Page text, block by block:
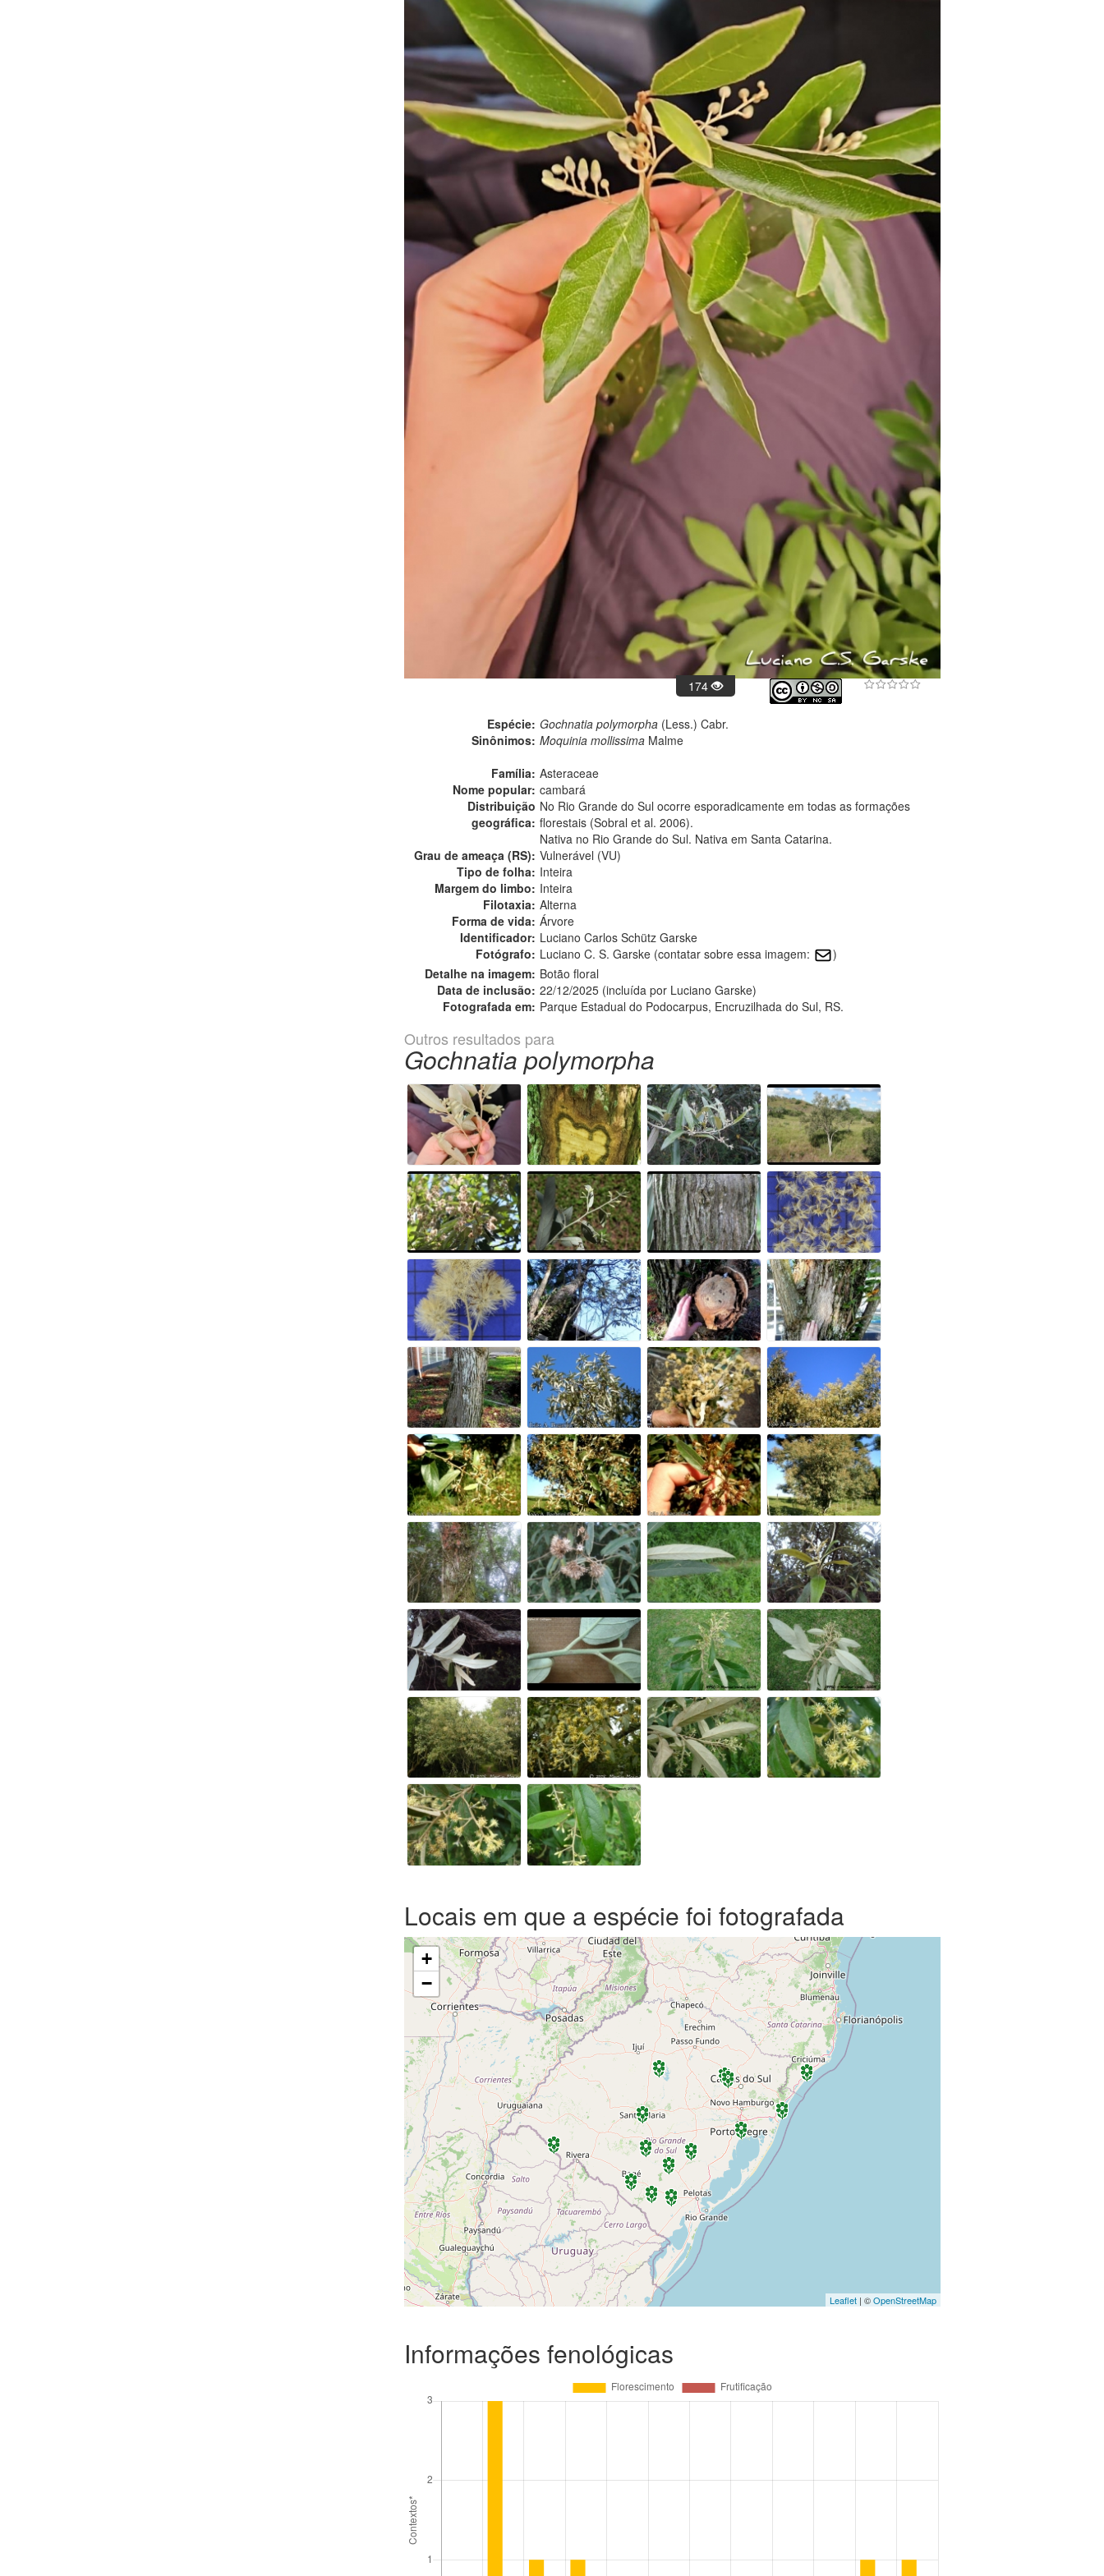
174
Espécie: Gochnatia polymorpha (Less.) Cabr.
Sinônimos: Moquinia mollissima Malme
Família: Asteraceae
Nome popular: cambará
Distribuição
geográfica:
No Rio Grande do Sul ocorre esporadicamente em todas as formações
florestais (Sobral et al. 2006).
Nativa no Rio Grande do Sul. Nativa em Santa Catarina.
Grau de ameaça (RS): Vulnerável (VU)
Tipo de folha: Inteira
Margem do limbo: Inteira
Filotaxia: Alterna
Forma de vida: Árvore
Identificador: Luciano Carlos Schütz Garske
Fotógrafo: Luciano C. S. Garske (contatar sobre essa imagem:
)
Detalhe na imagem: Botão floral
Data de inclusão: 22/12/2025 (incluída por Luciano Garske)
Fotografada em: Parque Estadual do Podocarpus, Encruzilhada do Sul, RS.
Outros resultados para
Gochnatia polymorpha
Locais em que a espécie foi fotografada
+
−
Leaflet| ©OpenStreetMap
Informações fenológicas